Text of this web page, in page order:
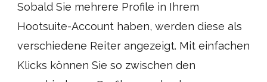
Sobald Sie mehrere Profile in Ihrem
Hootsuite-Account haben, werden diese als
verschiedene Reiter angezeigt. Mit einfachen
Klicks können Sie so zwischen den